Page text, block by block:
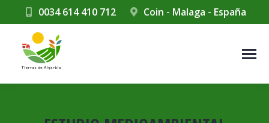
0034 614 410 712 Coin - Malaga - España